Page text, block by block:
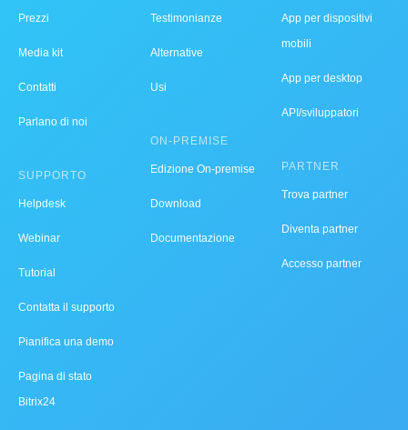
Prezzi
Media kit
Contatti
Parlano di noi
SUPPORTO
Helpdesk
Webinar
Tutorial
Contatta il supporto
Pianifica una demo
Pagina di stato
Bitrix24
Testimonianze
Alternative
Usi
ON-PREMISE
Edizione On-premise
Download
Documentazione
App per dispositivi
mobili
App per desktop
API/sviluppatori
PARTNER
Trova partner
Diventa partner
Accesso partner